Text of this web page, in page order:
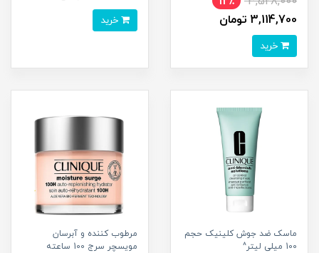
3,114,700 تومان
ماسک ضد جوش کلینیک حجم
100 میلی لیتر^
مرطوب کننده و آبرسان
مویسچر سرج 100 ساعته